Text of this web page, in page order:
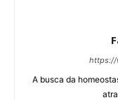
https://
A busca da